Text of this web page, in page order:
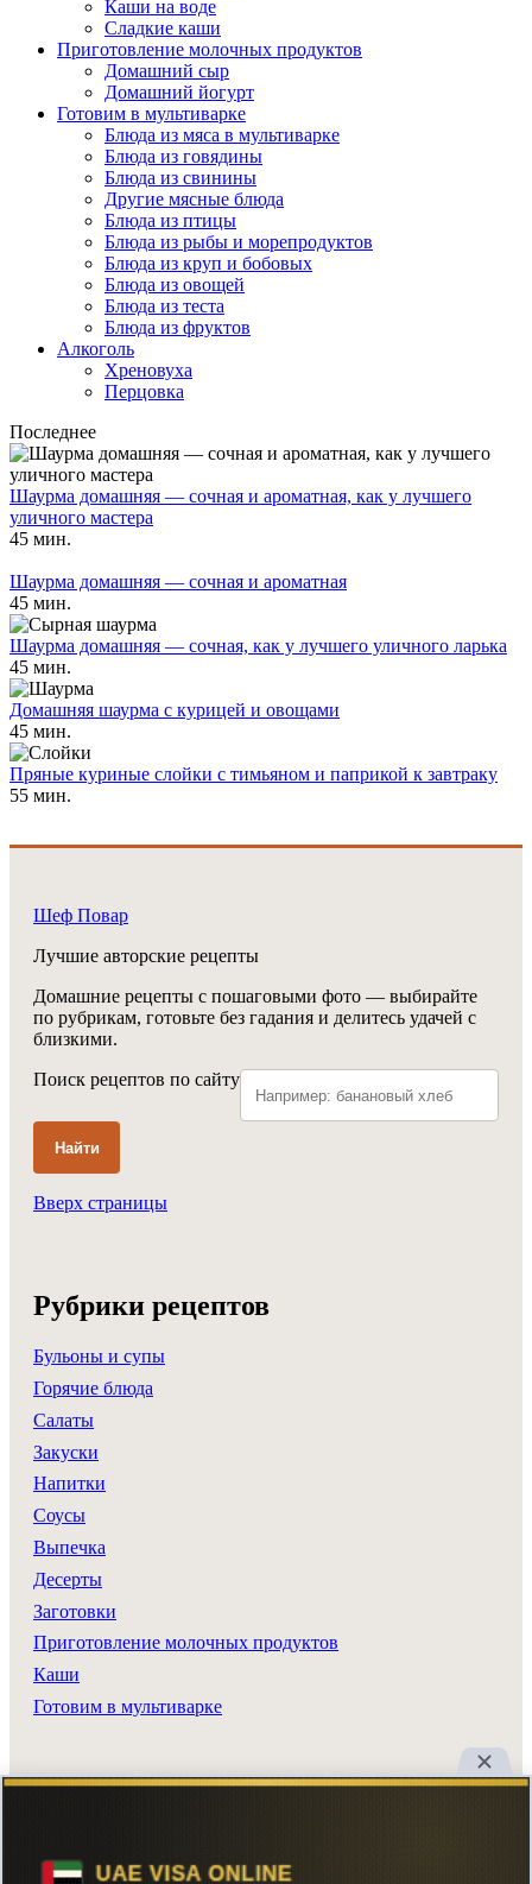
Каши на воде
Сладкие каши
Приготовление молочных продуктов
Домашний сыр
Домашний йогурт
Готовим в мультиварке
Блюда из мяса в мультиварке
Блюда из говядины
Блюда из свинины
Другие мясные блюда
Блюда из птицы
Блюда из рыбы и морепродуктов
Блюда из круп и бобовых
Блюда из овощей
Блюда из теста
Блюда из фруктов
Алкоголь
Хреновуха
Перцовка
Последнее
Шаурма домашняя — сочная и ароматная, как у лучшего
уличного мастера
45 мин.
Шаурма домашняя — сочная и ароматная
45 мин.
Шаурма домашняя — сочная, как у лучшего уличного ларька
45 мин.
Домашняя шаурма с курицей и овощами
45 мин.
Пряные куриные слойки с тимьяном и паприкой к завтраку
55 мин.
Шеф Повар
Лучшие авторские рецепты
Домашние рецепты с пошаговыми фото — выбирайте
по рубрикам, готовьте без гадания и делитесь удачей с
близкими.
Поиск рецептов по сайту
Найти
Вверх страницы
Рубрики рецептов
Бульоны и супы
Горячие блюда
Салаты
Закуски
Напитки
Соусы
Выпечка
Десерты
Заготовки
Приготовление молочных продуктов
Каши
Готовим в мультиварке
Главная